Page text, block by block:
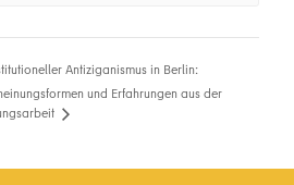
Antiziganismus in Berlin:
und Erfahrungen aus der